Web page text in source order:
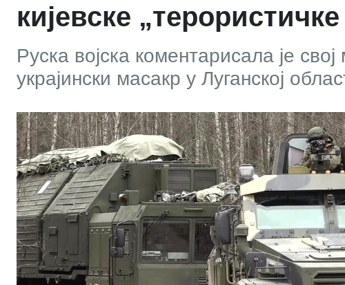
кијевске
Руска војска коментарисала је
украјински масакр у Луганској